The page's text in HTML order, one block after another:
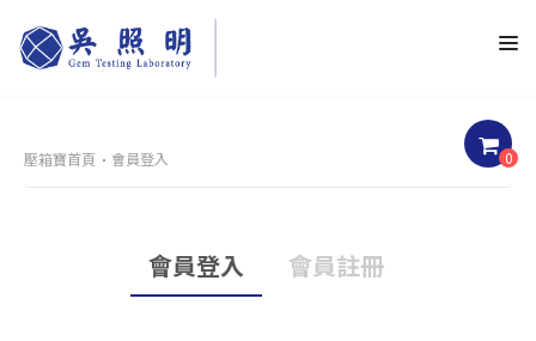
0
壓箱寶首頁 會員登入
會員登入 會員註冊